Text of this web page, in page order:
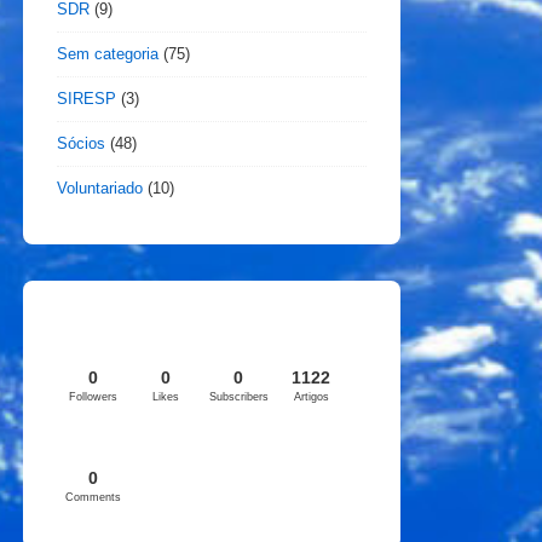
SDR (9)
Sem categoria(75)
SIRESP (3)
Sócios (48)
Voluntariado (10)
0
Followers
0
Likes
0
Subscribers
1122
Artigos
0
Comments